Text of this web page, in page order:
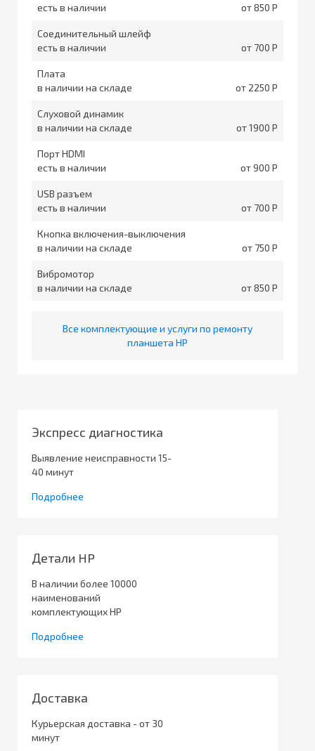
есть в наличии
от 850
Соединительный шлейф
есть в наличии
от 700
Плата
в наличии на складе
от 2250
Слуховой динамик
в наличии на складе
от 1900
Порт HDMI
есть в наличии
от 900
USB разъем
есть в наличии
от 700
Кнопка включения-выключения
в наличии на складе
от 750
Вибромотор
в наличии на складе
от 850
Все комплектующие и услуги по ремонту
планшета HP
Экспресс диагностика
Выявление неисправности 15-
40 минут
Подробнее
Детали HP
В наличии более 10000
наименований
комплектующих HP
Подробнее
Доставка
Курьерская доставка - от 30
минут